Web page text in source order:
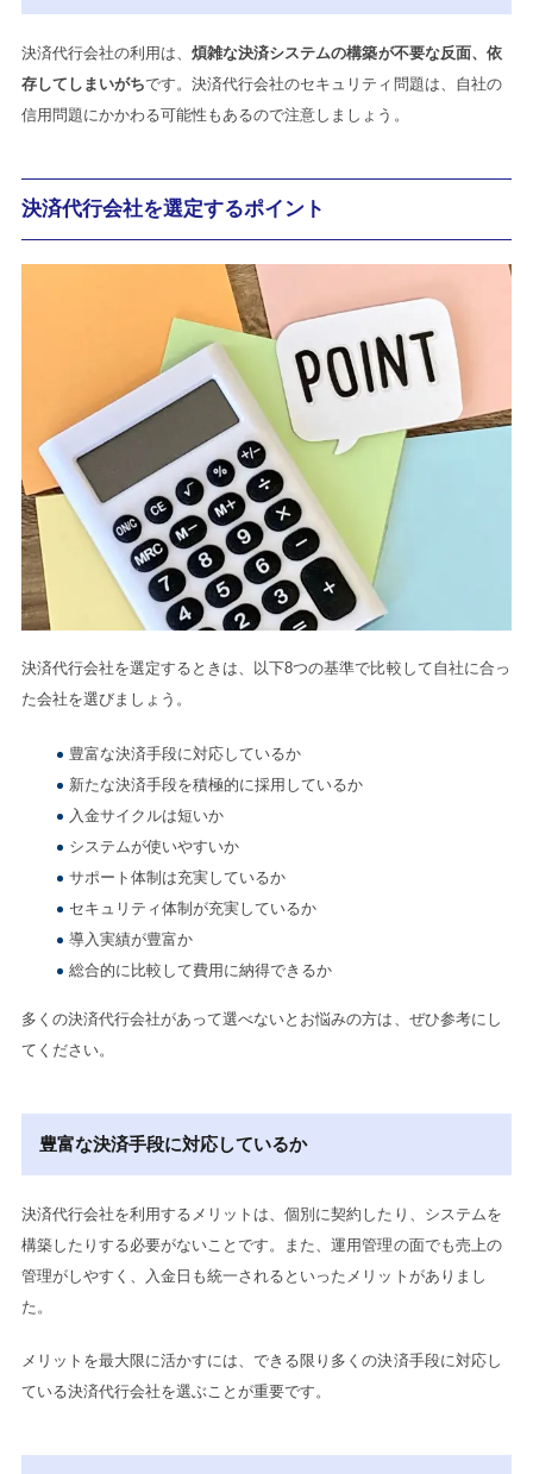
決済代行会社の利用は、煩雑な決済システムの構築が不要な反面、依
存してしまいがちです。決済代行会社のセキュリティ問題は、自社の
信用問題にかかわる可能性もあるので注意しましょう。
決済代行会社を選定するポイント
決済代行会社を選定するときは、以下8つの基準で比較して自社に合っ
た会社を選びましょう。
豊富な決済手段に対応しているか
新たな決済手段を積極的に採用しているか
入金サイクルは短いか
システムが使いやすいか
サポート体制は充実しているか
セキュリティ体制が充実しているか
導入実績が豊富か
総合的に比較して費用に納得できるか
多くの決済代行会社があって選べないとお悩みの方は、ぜひ参考にし
てください。
豊富な決済手段に対応しているか
決済代行会社を利用するメリットは、個別に契約したり、システムを
構築したりする必要がないことです。また、運用管理の面でも売上の
管理がしやすく、入金日も統一されるといったメリットがありまし
た。
メリットを最大限に活かすには、できる限り多くの決済手段に対応し
ている決済代行会社を選ぶことが重要です。